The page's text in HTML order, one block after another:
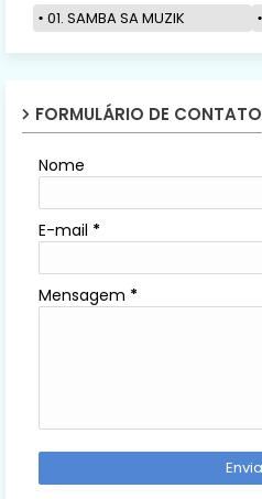
01. SAMBA SA MUZIK
FORMULÁRIO DE CONTATO
Nome
E-mail *
Mensagem *